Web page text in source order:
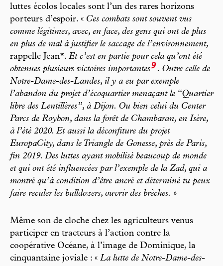
luttes écolos locales sont l’un des rares horizons
porteurs d’espoir. « Ces combats sont souvent vus
comme légitimes, avec, en face, des gens qui ont de plus
en plus de mal à justifier le saccage de l’environnement,
rappelle Jean*. Et c’est en partie pour cela qu’ont été
obtenues plusieurs victoires importantes9. Outre celle de
Notre-Dame-des-Landes, il y a eu par exemple
l’abandon du projet d’écoquartier menaçant le “Quartier
libre des Lentillères”, à Dijon. Ou bien celui du Center
Parcs de Roybon, dans la forêt de Chambaran, en Isère,
à l’été 2020. Et aussi la déconfiture du projet
EuropaCity, dans le Triangle de Gonesse, près de Paris,
fin 2019. Des luttes ayant mobilisé beaucoup de monde
et qui ont été influencées par l’exemple de la Zad, qui a
montré qu’à condition d’être ancré et déterminé tu peux
faire reculer les bulldozers, ouvrir des brèches. »
Même son de cloche chez les agriculteurs venus
participer en tracteurs à l’action contre la
coopérative Océane, à l’image de Dominique, la
cinquantaine joviale : « La lutte de Notre-Dame-des-